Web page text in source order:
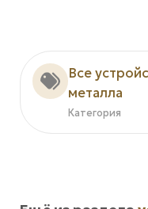
Все
металла
Категория